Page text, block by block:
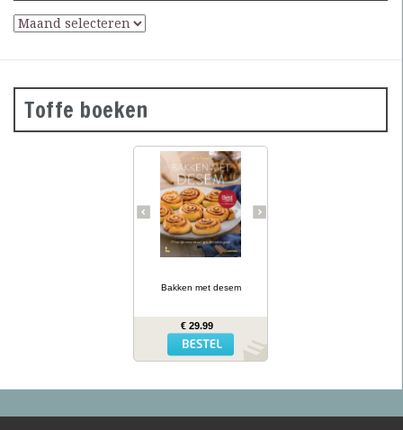
Toffe boeken
Desembrood is
voedzaam, licht
verteerbaar, goed voor de
darmflora én superlekker.
In haar tweede prachtig
geïllustreerde bakboek
verklapt de Sloveense
Anita Sumer de geheimen
van het lekkere brood
brood met het
fougasse, naanbrood,
hamburgerbroodjes,
kaneelbollen, wafels en
panettone. Naast de 77
hoe je het deeg moet
Bakken met desem
€ 29.99